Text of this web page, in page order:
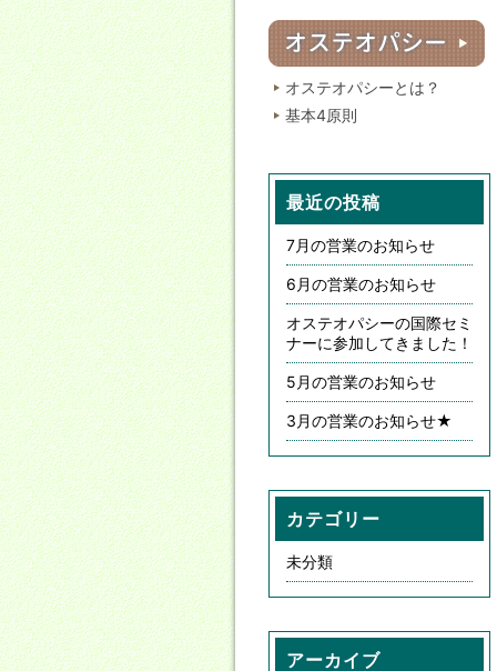
オステオパシーとは？
基本4原則
最近の投稿
7月の営業のお知らせ
6月の営業のお知らせ
オステオパシーの国際セミ
ナーに参加してきました！
5月の営業のお知らせ
3月の営業のお知らせ★
カテゴリー
未分類
アーカイブ